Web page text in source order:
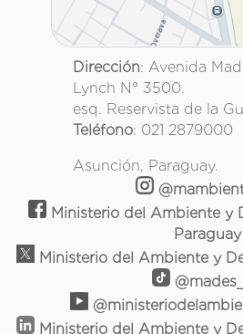
Dirección: Avenida
Lynch N° 3500.
esq. Reservista de la
Teléfono: 021 2879000
Asunción, Paraguay.
Ministerio del Ambiente y
Paraguay
Ministerio del Ambiente y
Ministerio del Ambiente y